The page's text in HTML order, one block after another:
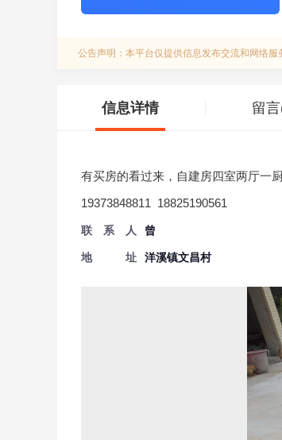
公告声明：本平台仅提供信息发布交流和网络
信息详情 留
有买房的看过来，自建房四室两厅一
19373848811 18825190561
联系人 曾
地 址 洋溪镇文昌村